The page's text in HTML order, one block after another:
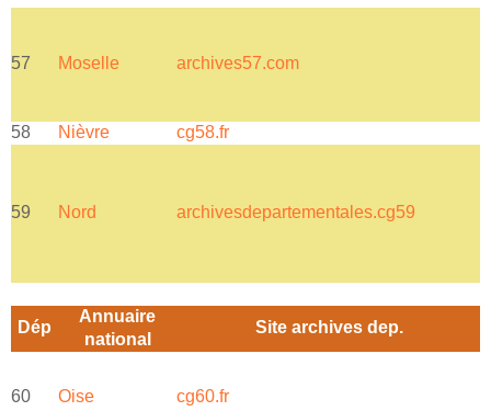
57 Moselle archives57.com
58 Nièvre cg58.fr
59 Nord archivesdepartementales.cg59
Dép
Annuaire
national
Site archives dep.
60 Oise cg60.fr